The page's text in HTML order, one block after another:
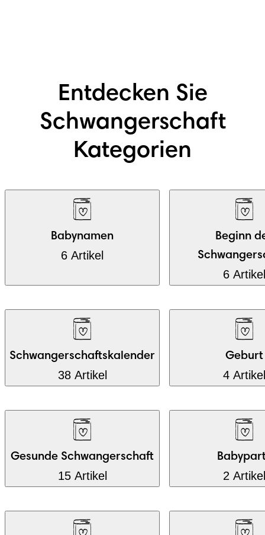
Entdecken Sie
Schwangerschaft
Kategorien
Babynamen
6 Artikel
Beginn
6 Artikel
Schwangerschaftskalender
38 Artikel
Geburt
4 Artikel
Gesunde Schwangerschaft
15 Artikel 2 Artikel